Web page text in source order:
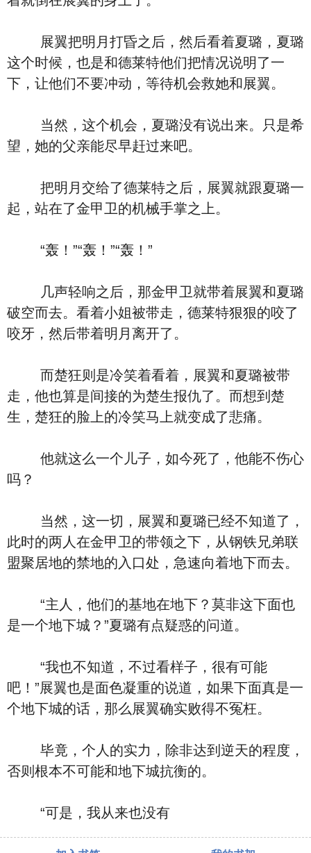
展翼把明月打昏之后，然后看着夏璐，夏璐
这个时候，也是和德莱特他们把情况说明了一
下，让他们不要冲动，等待机会救她和展翼。
当然，这个机会，夏璐没有说出来。只是希
望，她的父亲能尽早赶过来吧。
把明月交给了德莱特之后，展翼就跟夏璐一
起，站在了金甲卫的机械手掌之上。
“轰！”“轰！”“轰！”
几声轻响之后，那金甲卫就带着展翼和夏璐
破空而去。看着小姐被带走，德莱特狠狠的咬了
咬牙，然后带着明月离开了。
而楚狂则是冷笑着看着，展翼和夏璐被带
走，他也算是间接的为楚生报仇了。而想到楚
生，楚狂的脸上的冷笑马上就变成了悲痛。
他就这么一个儿子，如今死了，他能不伤心
吗？
当然，这一切，展翼和夏璐已经不知道了，
此时的两人在金甲卫的带领之下，从钢铁兄弟联
盟聚居地的禁地的入口处，急速向着地下而去。
“主人，他们的基地在地下？莫非这下面也
是一个地下城？”夏璐有点疑惑的问道。
“我也不知道，不过看样子，很有可能
吧！”展翼也是面色凝重的说道，如果下面真是一
个地下城的话，那么展翼确实败得不冤枉。
毕竟，个人的实力，除非达到逆天的程度，
否则根本不可能和地下城抗衡的。
“可是，我从来也没有